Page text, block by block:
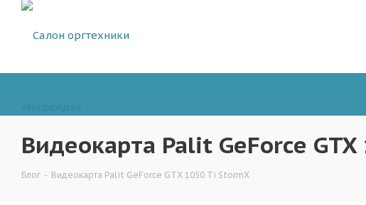
Видеокарта Palit GeForce
Блог - Видеокарта Palit GeForce GTX 1050 Ti StormX